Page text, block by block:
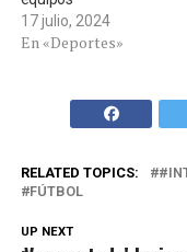
17 julio, 2024
En «Deportes»
RELATED TOPICS:
FÚTBOL
UP NEXT